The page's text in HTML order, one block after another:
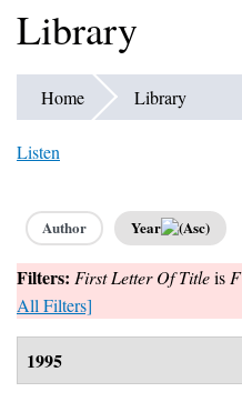
Library
Home Library
Listen
Author Year
Filters: First Letter Of Titleis F
All Filters]
1995